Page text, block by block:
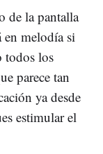
de la pantalla
en melodía si
todos los
parece tan
ya desde
estimular el